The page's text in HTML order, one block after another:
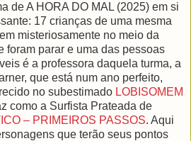
de A HORA DO MAL (2025) em si
17 crianças de uma mesma
misteriosamente no meio da
foram parar e uma das pessoas
é a professora daquela turma, a
que está num ano perfeito,
no subestimado LOBISOMEM
como a Surfista Prateada de
– PRIMEIROS PASSOS. Aqui
que terão seus pontos